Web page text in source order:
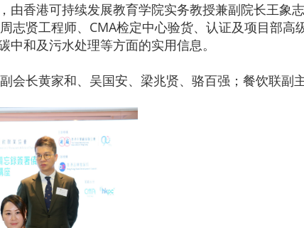
由香港可持续发展教育学院实务教授兼副院长王象
志贤工程师、CMA检定中心验货、认证及项目部
中和及污水处理等方面的实用信息。
会长黄家和、吴国安、梁兆贤、骆百强；餐饮联副